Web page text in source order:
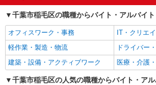
経験者・有資格者歓迎
新卒・第二
女性活躍中
主婦・主夫歓
フリーター歓迎
学歴不問
ブランクOK
ミドル（40
エルダー（50代～）活躍中
シニア（60
高収入・高額
ボーナス・
千葉市稲毛区の職種からバイト・アルバイ
オフィスワーク・事務
IT・クリエ
軽作業・製造・物流
ドライバー
建築・設備・アクティブワーク
医療・介護
千葉市稲毛区の人気の職種からバイト・ア